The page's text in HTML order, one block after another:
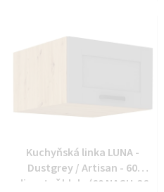
Kuchyňská linka LUNA -
Dustgrey / Artisan - 60
digestoř hlub. (60 NAGU-36